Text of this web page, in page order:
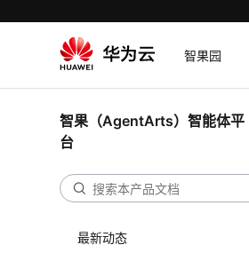
智果园
智果（AgentArts）智能体平
台
最新动态